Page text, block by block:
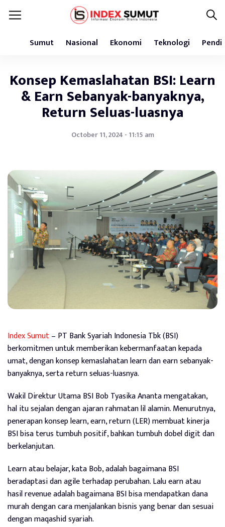
Sumut Nasional Ekonomi Teknologi
Konsep Kemaslahatan BSI: Learn
& Earn Sebanyak-banyaknya,
Return Seluas-luasnya
October 11, 2024 - 11:15 am
Index Sumut– PT Bank Syariah Indonesia Tbk (BSI)
berkomitmen untuk memberikan kebermanfaatan kepada
umat, dengan konsep kemaslahatan learn dan earn sebanyak-
banyaknya, serta return seluas-luasnya.
Wakil Direktur Utama BSI Bob Tyasika Ananta mengatakan,
hal itu sejalan dengan ajaran rahmatan lil alamin. Menurutnya,
penerapan konsep learn, earn, return (LER) membuat kinerja
BSI bisa terus tumbuh positif, bahkan tumbuh dobel digit dan
berkelanjutan.
Learn atau belajar, kata Bob, adalah bagaimana BSI
beradaptasi dan agile terhadap perubahan. Lalu earn atau
hasil revenue adalah bagaimana BSI bisa mendapatkan dana
murah dengan cara menjalankan bisnis yang benar dan sesuai
dengan maqashid syariah.